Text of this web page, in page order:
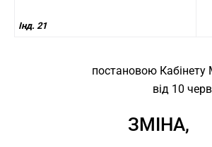
Інд. 21
постановою Кабінету
від 10
ЗМІНА,